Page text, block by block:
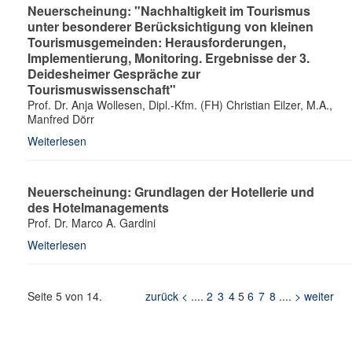
Neuerscheinung: "Nachhaltigkeit im Tourismus
unter besonderer Berücksichtigung von kleinen
Tourismusgemeinden: Herausforderungen,
Implementierung, Monitoring. Ergebnisse der 3.
Deidesheimer Gespräche zur
Tourismuswissenschaft"
Prof. Dr. Anja Wollesen, Dipl.-Kfm. (FH) Christian Eilzer, M.A.,
Manfred Dörr
Weiterlesen
Neuerscheinung: Grundlagen der Hotellerie und
des Hotelmanagements
Prof. Dr. Marco A. Gardini
Weiterlesen
Seite 5 von 14. zurück < .... 2 3 4 5 6 7 8 .... > weiter